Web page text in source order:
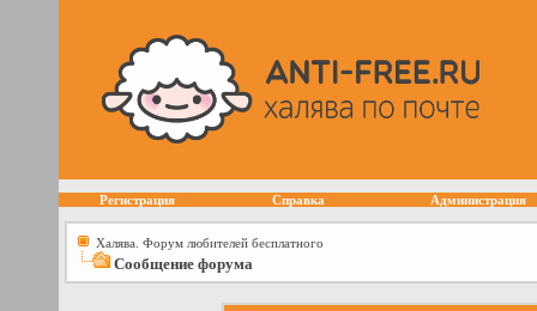
Регистрация Справка Администрация
Халява. Форум любителей бесплатного
Сообщение форума